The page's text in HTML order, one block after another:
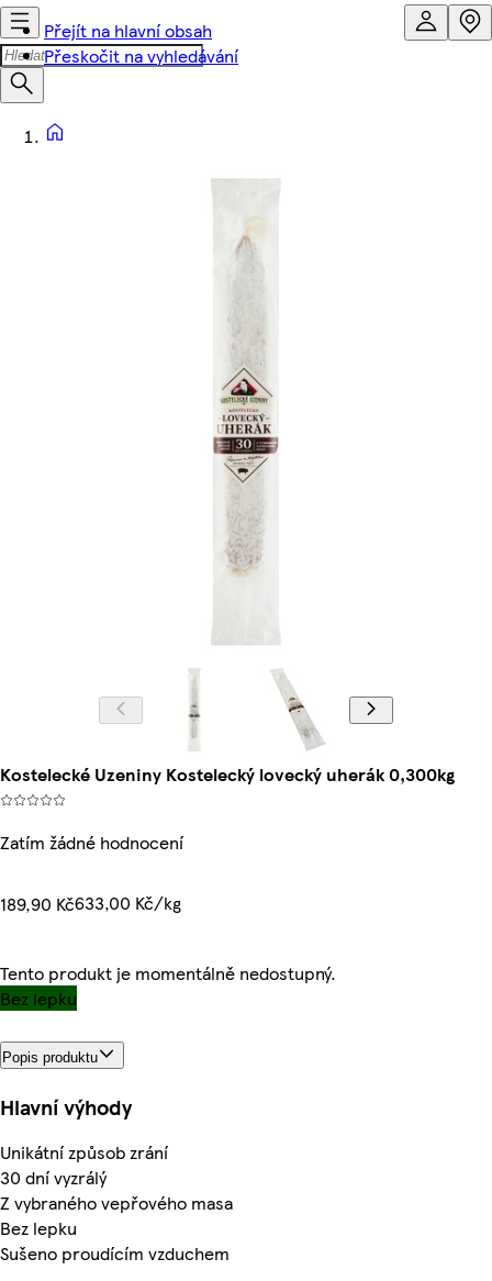
Přejít na hlavní obsah
Přeskočit na vyhledávání
Kostelecké Uzeniny Kostelecký lovecký uherák 0,300kg
Zatím žádné hodnocení
189,90 Kč633,00 Kč/kg
Tento produkt je momentálně nedostupný.
Bez lepku
Popis produktu
Hlavní výhody
Unikátní způsob zrání
30 dní vyzrálý
Z vybraného vepřového masa
Bez lepku
Sušeno proudícím vzduchem